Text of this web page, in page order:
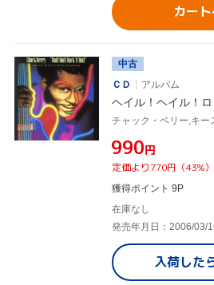
カー
中古
ＣＤ
アルバム
ヘイル！ヘイル！
¥990円
定価より770円（43%
獲得ポイント 9P
在庫なし
発売年月日：2006/03/
入荷した